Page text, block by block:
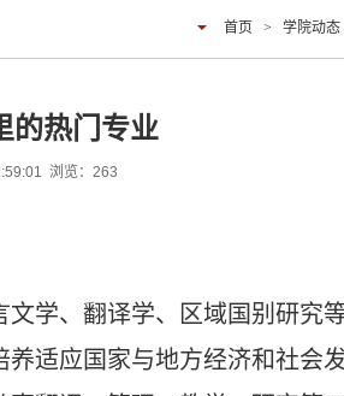
首页 > 学院动态
的热门专业
浏览： 263
学、翻译学、区域国别研究
适应国家与地方经济和社会